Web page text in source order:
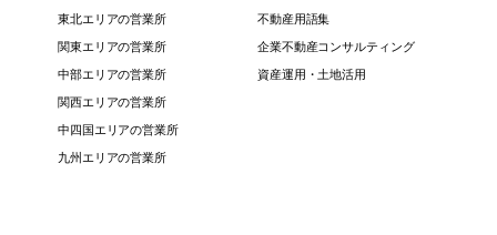
東北エリアの営業所
関東エリアの営業所
中部エリアの営業所
関西エリアの営業所
中四国エリアの営業所
九州エリアの営業所
不動産用語集
企業不動産コンサルティング
資産運用・土地活用